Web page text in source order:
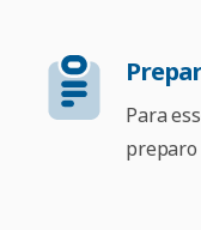
Para